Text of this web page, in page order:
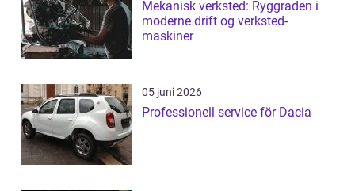
Mekanisk verksted: Ryggraden i
moderne drift og verksted-
maskiner
05 juni 2026
Professionell service för Dacia